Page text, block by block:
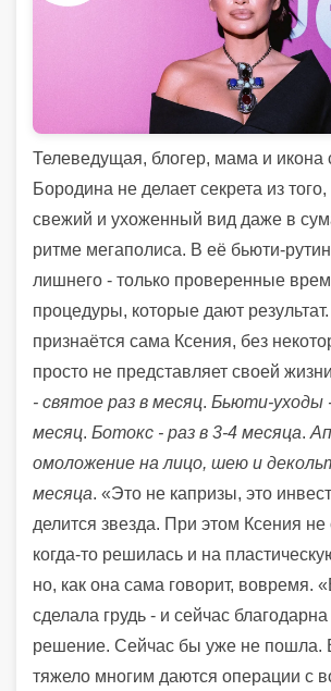
Телеведущая, блогер, мама и икона
Бородина не делает секрета из того,
свежий и ухоженный вид даже в
ритме мегаполиса. В её бьюти-
лишнего - только проверенные
процедуры, которые дают
признаётся сама Ксения, без
просто не представляет своей
- святое раз в месяц. Бьюти-уходы
месяц. Ботокс - раз в 3-4 месяца.
омоложение на лицо, шею и
месяца. «Это не капризы, это
делится звезда. При этом Ксения не
когда-то решилась и на
но, как она сама говорит, вовремя.
сделала грудь - и сейчас
решение. Сейчас бы уже не пошла.
тяжело многим даются операции с